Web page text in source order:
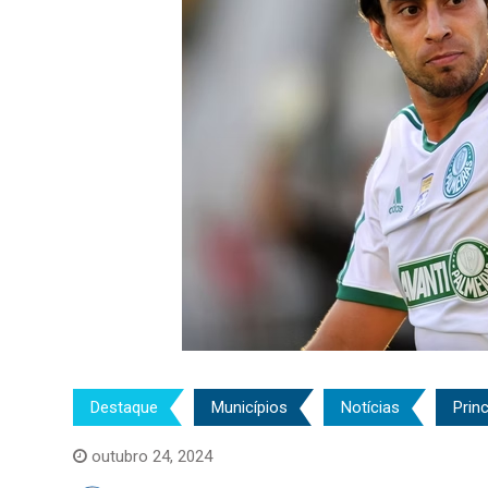
Destaque Municípios Notícias
outubro 24, 2024